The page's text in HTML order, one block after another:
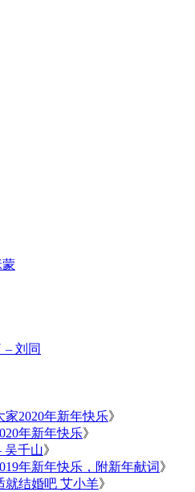
蒙
– 刘同
家2020年新年快乐》
年新年快乐》
吴千山》
年新年快乐，附新年献词》
就结婚吧 艾小羊》